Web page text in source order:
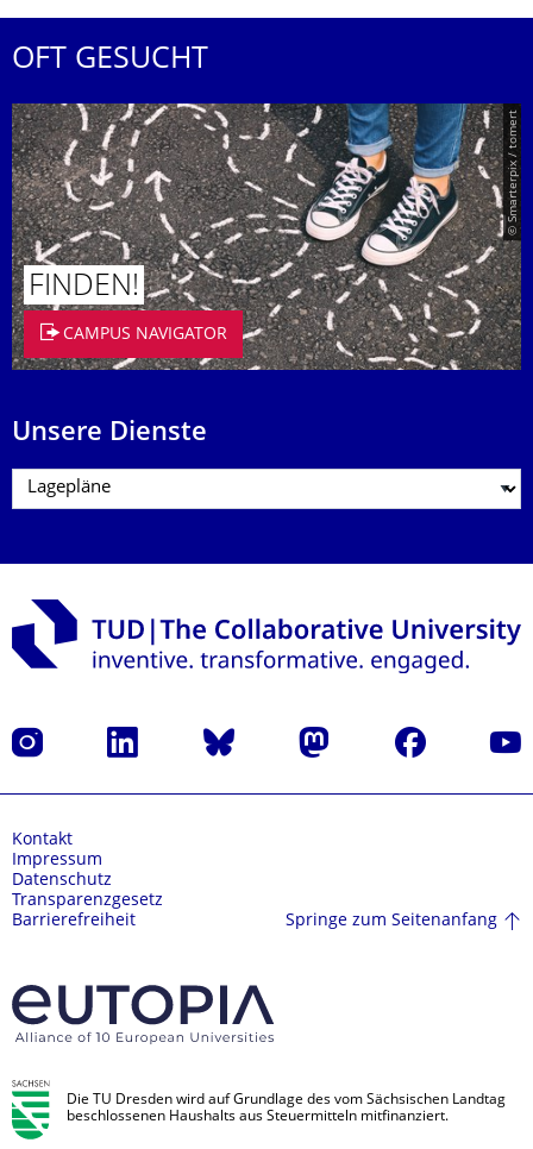
OFT GESUCHT
© Smarterpix / tomert
FINDEN!
CAMPUS NAVIGATOR
Unsere Dienste
Instagram LinkedIn Bluesky Mastodon Facebook
Kontakt
Impressum
Datenschutz
Transparenzgesetz
Barrierefreiheit
Springe zum Seitenanfang
Die TU Dresden wird auf Grundlage des vom Sächsischen Landtag
beschlossenen Haushalts aus Steuermitteln mitfinanziert.